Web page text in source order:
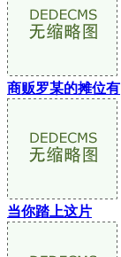
商贩罗某的摊位有
当你踏上这片